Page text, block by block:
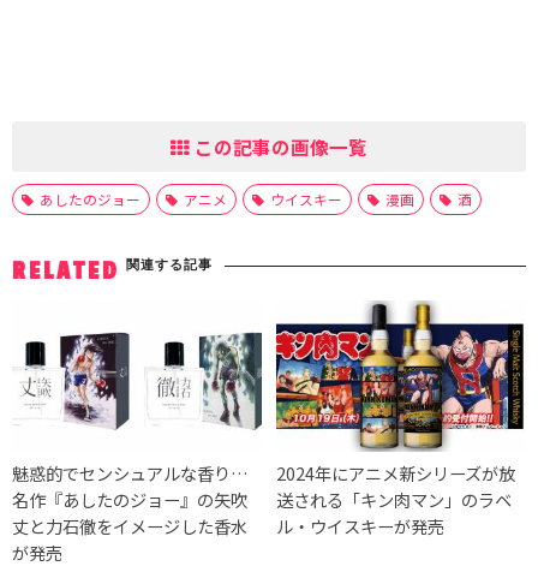
この記事の画像一覧
あしたのジョー アニメ ウイスキー 漫画 酒
RELATED 関連する記事
魅惑的でセンシュアルな香り…
名作『あしたのジョー』の矢吹
丈と力石徹をイメージした香水
が発売
2024年にアニメ新シリーズが放
送される「キン肉マン」のラベ
ル・ウイスキーが発売